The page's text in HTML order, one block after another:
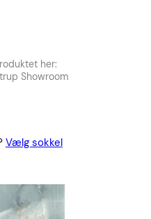
her:
Showroom
Vælg sokkel